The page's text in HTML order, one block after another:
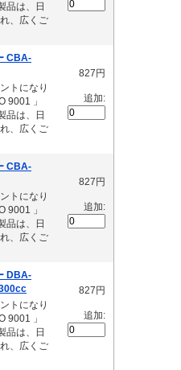
品は、日
、広くご
CBA-
トになり
9001 」
品は、日
、広くご
827円
追加:
CBA-
トになり
9001 」
品は、日
、広くご
827円
追加:
DBA-
トになり
9001 」
品は、日
、広くご
827円
追加: